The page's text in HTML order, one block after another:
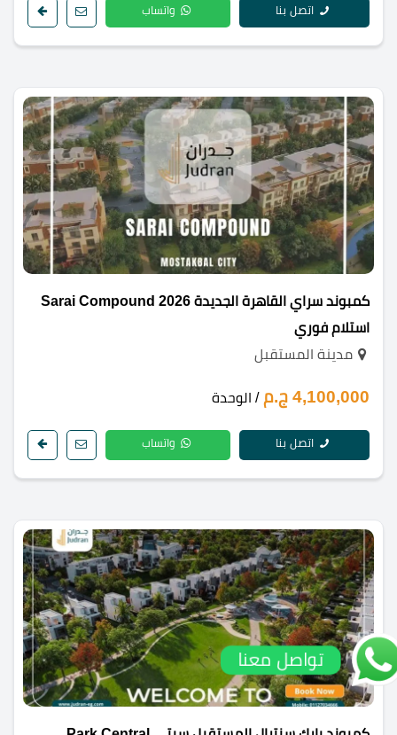
اتصل بنا واتساب
كمبوند سراي القاهرة الجديدة 2026 Sarai Compound
استلام فوري
مدينة المستقبل
4,100,000 ج.م / الوحدة
اتصل بنا واتساب
تواصل معنا